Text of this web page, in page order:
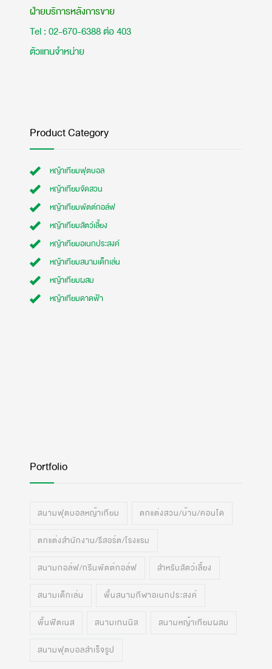
ฝ่ายบริการหลังการขาย
Tel : 02-670-6388 ต่อ 403
ตัวแทนจำหน่าย
Product Category
หญ้าเทียมฟุตบอล
หญ้าเทียมจัดสวน
หญ้าเทียมพัตต์กอล์ฟ
หญ้าเทียมสัตว์เลี้ยง
หญ้าเทียมอเนกประสงค์
หญ้าเทียมสนามเด็กเล่น
หญ้าเทียมผสม
หญ้าเทียมดาดฟ้า
Portfolio
สนามฟุตบอลหญ้าเทียม ตกแต่งสวน/บ้าน/คอนโด
ตกแต่งสำนักงาน/รีสอร์ต/โรงแรม
สนามกอล์ฟ/กรีนพัตต์กอล์ฟ สำหรับสัตว์เลี้ยง
สนามเด็กเล่น พื้นสนามกีฬาอเนกประสงค์
พื้นฟิตเนส สนามเทนนิส สนามหญ้าเทียมผสม
สนามฟุตบอลสำเร็จรูป